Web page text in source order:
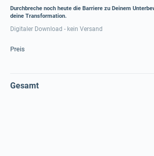
Durchbreche noch heute die Barriere zu Deinem
deine Transformation.
Digitaler Download - kein Versand
Preis
Gesamt